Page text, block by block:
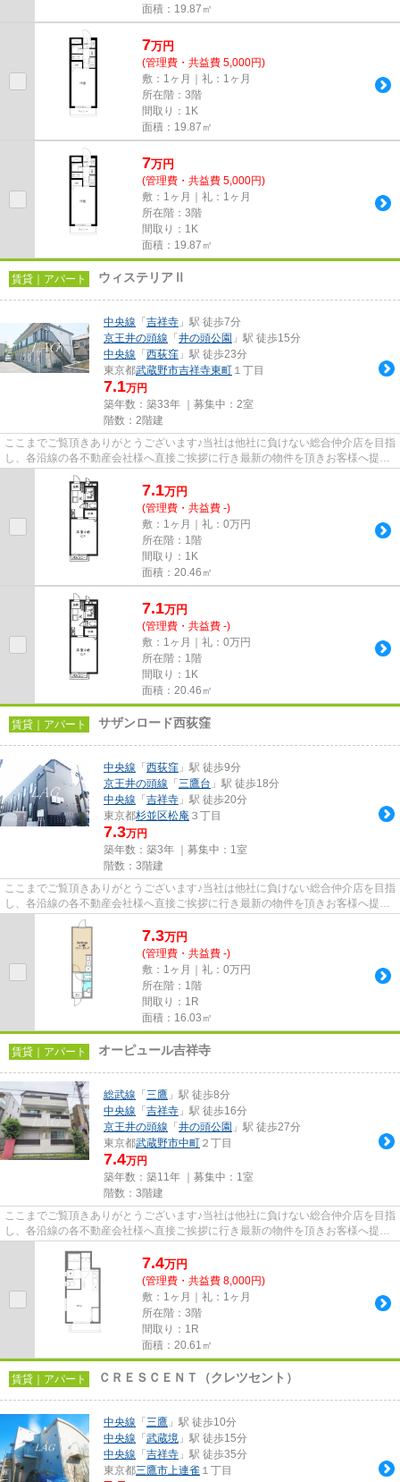
面積：19.87㎡
7万円
(管理費・共益費 5,000円)
敷：1ヶ月｜礼：1ヶ月
所在階：3階
間取り：1K
面積：19.87㎡
7万円
(管理費・共益費 5,000円)
敷：1ヶ月｜礼：1ヶ月
所在階：3階
間取り：1K
面積：19.87㎡
賃貸｜アパート ウィステリアⅡ
中央線 「 吉祥寺 」駅 徒歩7分
京王井の頭線 「 井の頭公園 」駅 徒歩15分
中央線 「 西荻窪 」駅 徒歩23分
東京都武蔵野市吉祥寺東町 １丁目
7.1万円
築年数：築33年 ｜募集中： 2室
階数：2階建
ここまでご覧頂きありがとうございます♪当社は他社に負けない総合仲介店を目指
し、各沿線の各不動産会社様へ直接ご挨拶に行き最新の物件を頂きお客様へ提供
しております！最新の情報は...
7.1万円
(管理費・共益費 -)
敷：1ヶ月｜礼：0万円
所在階：1階
間取り：1K
面積：20.46㎡
7.1万円
(管理費・共益費 -)
敷：1ヶ月｜礼：0万円
所在階：1階
間取り：1K
面積：20.46㎡
賃貸｜アパート サザンロード西荻窪
中央線 「 西荻窪 」駅 徒歩9分
京王井の頭線 「 三鷹台 」駅 徒歩18分
中央線 「 吉祥寺 」駅 徒歩20分
東京都杉並区松庵 ３丁目
7.3万円
築年数：築3年 ｜募集中： 1室
階数：3階建
ここまでご覧頂きありがとうございます♪当社は他社に負けない総合仲介店を目指
し、各沿線の各不動産会社様へ直接ご挨拶に行き最新の物件を頂きお客様へ提供
しております！最新の情報は...
7.3万円
(管理費・共益費 -)
敷：1ヶ月｜礼：0万円
所在階：1階
間取り：1R
面積：16.03㎡
賃貸｜アパート オーピュール吉祥寺
総武線 「 三鷹 」駅 徒歩8分
中央線 「 吉祥寺 」駅 徒歩16分
京王井の頭線 「 井の頭公園 」駅 徒歩27分
東京都武蔵野市中町 ２丁目
7.4万円
築年数：築11年 ｜募集中： 1室
階数：3階建
ここまでご覧頂きありがとうございます♪当社は他社に負けない総合仲介店を目指
し、各沿線の各不動産会社様へ直接ご挨拶に行き最新の物件を頂きお客様へ提供
7.4万円
(管理費・共益費 8,000円)
敷：1ヶ月｜礼：1ヶ月
所在階：3階
間取り：1R
面積：20.61㎡
賃貸｜アパート ＣＲＥＳＣＥＮＴ（クレツセント）
中央線 「 三鷹 」駅 徒歩10分
中央線 「 武蔵境 」駅 徒歩15分
中央線 「 吉祥寺 」駅 徒歩35分
東京都三鷹市上連雀 １丁目